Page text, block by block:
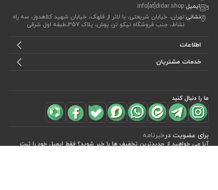
ایمیل:info[at]didar.shop
نشانی:تهران، خیابان شریعتی، با لاتر از قلهک، خیابان شهید کلاهدوز، سه راه
نشاط، جنب فروشگاه نیکو تن پوش، پلاک 357،طبقه اول شرقی
اطلاعات
خدمات مشتریان
ما را دنبال کنید
برای عضویت درخبرنامه
آیا می خواهید از جدید‌ترین تخفیف‌ ها با‌ خبر شوید؟ فقط ایمیل خود را ثبت